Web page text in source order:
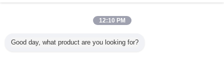
12:10 PM
Good day, what product are you looking for?